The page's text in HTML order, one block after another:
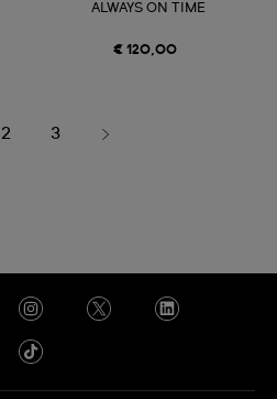
ALWAYS ON TIME
€ 120,00
2 3